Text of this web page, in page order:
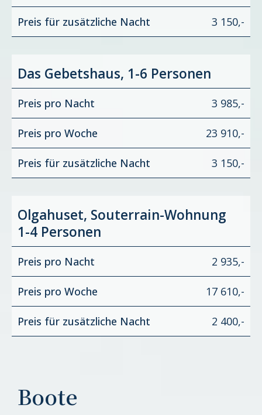
Preis für zusätzliche Nacht 3 150,-
Das Gebetshaus, 1-6 Personen
Preis pro Nacht 3 985,-
Preis pro Woche 23 910,-
Preis für zusätzliche Nacht 3 150,-
Olgahuset, Souterrain-Wohnung
1-4 Personen
Preis pro Nacht 2 935,-
Preis pro Woche 17 610,-
Preis für zusätzliche Nacht 2 400,-
Boote